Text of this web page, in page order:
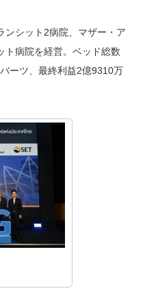
シット2病院、マザー・ア
ト病院を経営。ベッド総数
ーツ、最終利益2億9310万